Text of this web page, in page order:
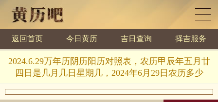
黄历查询
返回首页 今日黄历 吉日查询 择吉服务
2024.6.29万年历阴历阳历对照表，农历甲辰年五月廿
四日是几月几日星期几，2024年6月29日农历多少